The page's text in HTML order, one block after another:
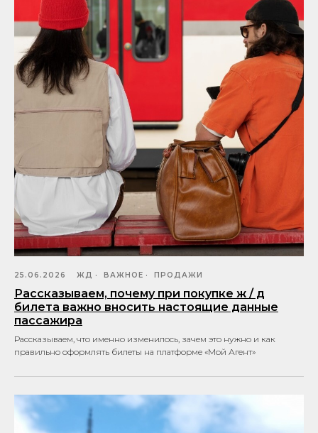
25.06.2026 ЖД ВАЖНОЕ ПРОДАЖИ
Рассказываем, почему при покупке ж / д
билета важно вносить настоящие данные
пассажира
Рассказываем, что именно изменилось, зачем это нужно и как
правильно оформлять билеты на платформе «Мой Агент»